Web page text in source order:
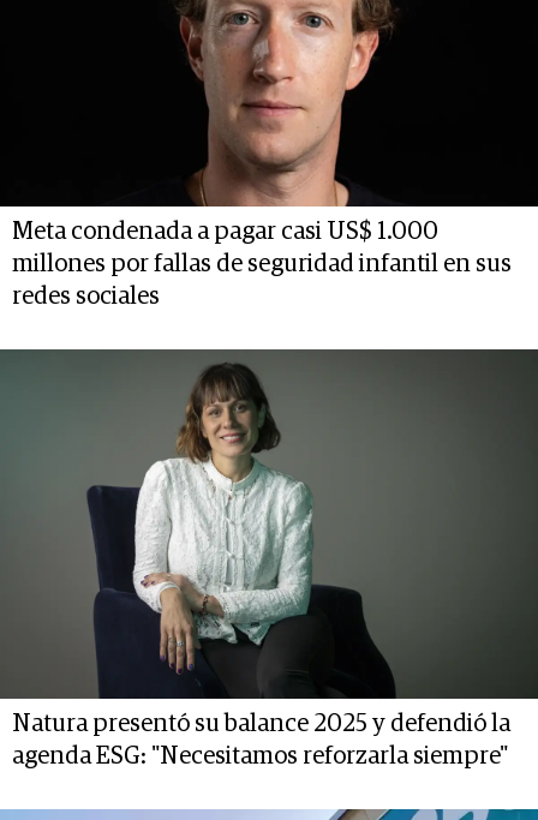
Meta condenada a pagar casi US$ 1.000
millones por fallas de seguridad infantil en sus
redes sociales
Natura presentó su balance 2025 y defendió la
agenda ESG: "Necesitamos reforzarla siempre"